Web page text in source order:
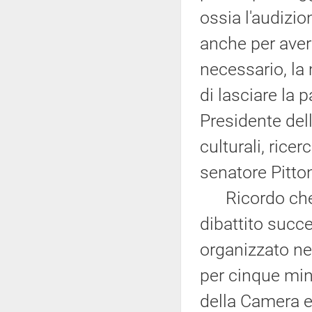
ossia
anche per
necessario,
di lasciare la
Presidente
culturali,
senatore
Ricordo
dibattito
organizzato
per cinque
della Camera